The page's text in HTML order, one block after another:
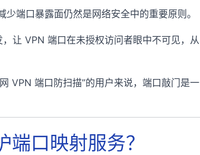
端口暴露面仍然是网络安全中的重要原则。
让 VPN 端口在未授权访问者眼中不可见，从
VPN 端口防扫描”的用户来说，端口敲门是一
口映射服务？